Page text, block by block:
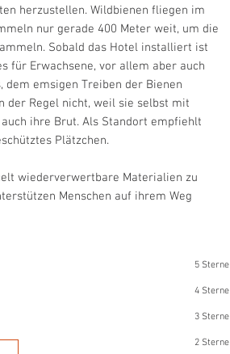
herzustellen. Wildbienen fliegen im
nur gerade 400 Meter weit, um die
Sobald das Hotel installiert ist
für Erwachsene, vor allem aber auch
dem emsigen Treiben der Bienen
der Regel nicht, weil sie selbst mit
ihre Brut. Als Standort empfiehlt
Plätzchen.
wiederverwertbare Materialien zu
Menschen auf ihrem Weg
5 Sterne
4 Sterne
3 Sterne
2 Sterne